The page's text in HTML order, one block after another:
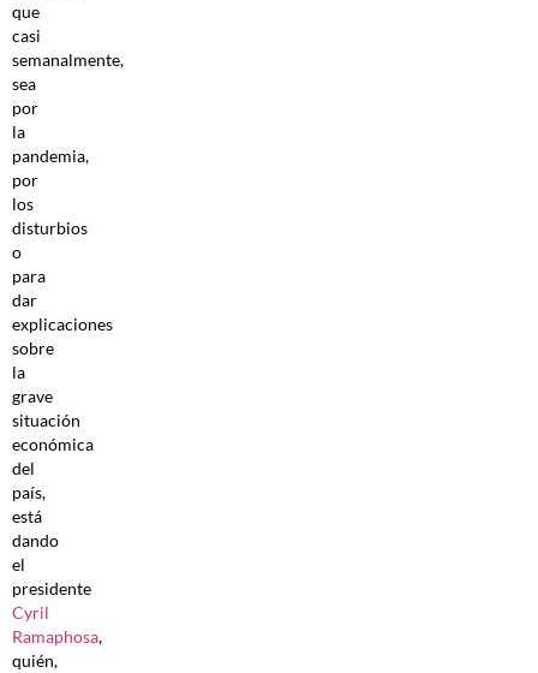
que
casi
semanalmente,
sea
por
la
pandemia,
por
los
disturbios
o
para
dar
explicaciones
sobre
la
grave
situación
económica
del
país,
está
dando
el
presidente
Cyril
Ramaphosa,
quién,